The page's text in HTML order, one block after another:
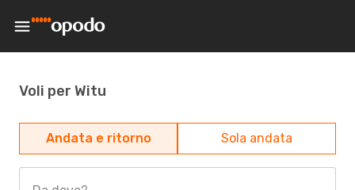
Voli per Witu
Andata e ritorno Sola andata